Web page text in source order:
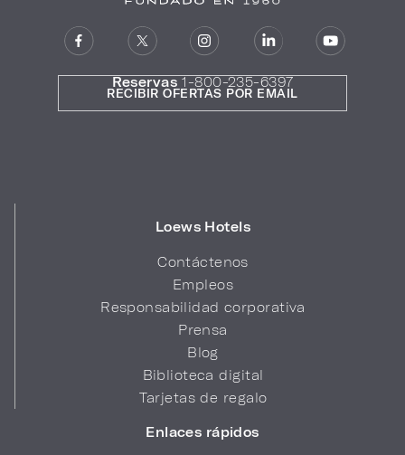
Reservas 1-800-235-6397
Loews Hotels
Contáctenos
Empleos
Responsabilidad corporativa
Prensa
Blog
Biblioteca digital
Tarjetas de regalo
Enlaces rápidos
RECIBIR OFERTAS POR EMAIL